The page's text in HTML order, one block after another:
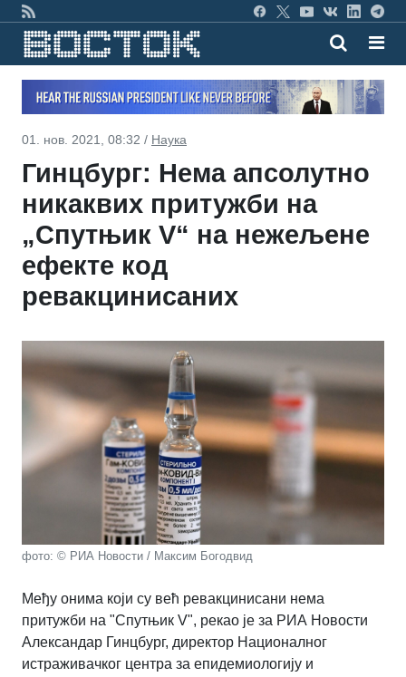
01. нов. 2021, 08:32 / Наука
Гинцбург: Нема апсолутно
никаквих притужби на
„Спутњик V“ на нежељене
ефекте код
ревакцинисаних
фото: © РИА Новости / Максим Богодвид
Међу онима који су већ ревакцинисани нема
притужби на "Спутњик V", рекао је за РИА Новости
Александар Гинцбург, директор Националног
истраживачког центра за епидемиологију и